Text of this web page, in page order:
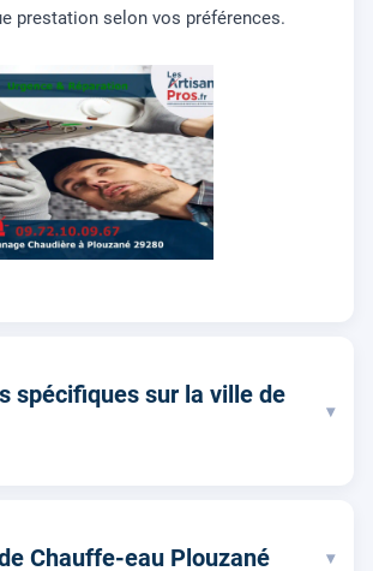
prestation selon vos préférences.
spécifiques sur la ville de
▾
Chauffe-eau Plouzané ▾